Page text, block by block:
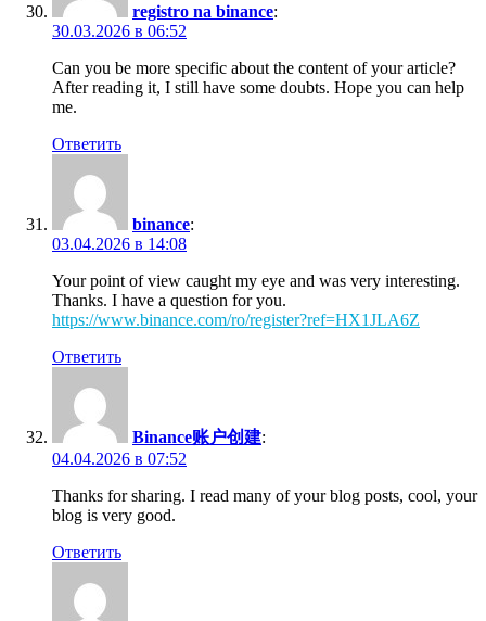
registro na binance:
30.03.2026 в 06:52
Can you be more specific about the content of your article?
After reading it, I still have some doubts. Hope you can help
me.
Ответить
binance:
03.04.2026 в 14:08
Your point of view caught my eye and was very interesting.
Thanks. I have a question for you.
https://www.binance.com/ro/register?ref=HX1JLA6Z
Ответить
Binance账户创建:
04.04.2026 в 07:52
Thanks for sharing. I read many of your blog posts, cool, your
blog is very good.
Ответить